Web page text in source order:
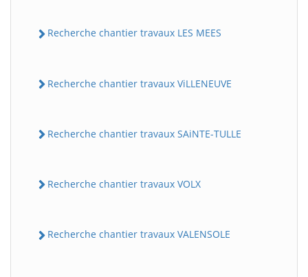
Recherche chantier travaux LES MEES
Recherche chantier travaux ViLLENEUVE
Recherche chantier travaux SAiNTE-TULLE
Recherche chantier travaux VOLX
Recherche chantier travaux VALENSOLE